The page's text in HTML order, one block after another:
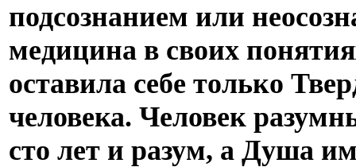
подсознанием или
медицина в своих
оставила себе только
человека. Человек
сто лет и разум, а Душа